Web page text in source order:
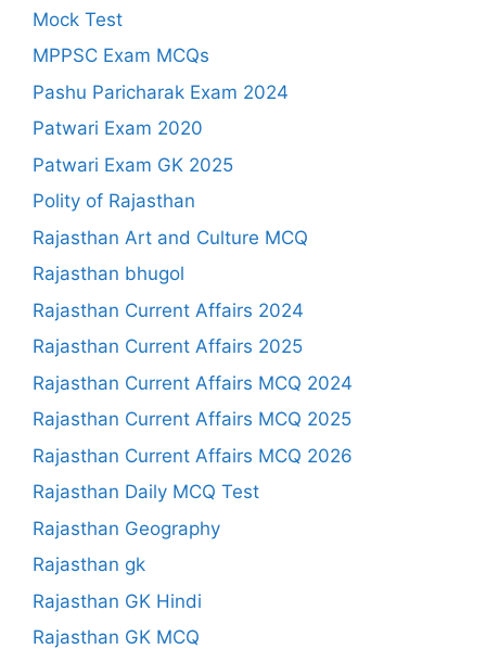
Mock Test
MPPSC Exam MCQs
Pashu Paricharak Exam 2024
Patwari Exam 2020
Patwari Exam GK 2025
Polity of Rajasthan
Rajasthan Art and Culture MCQ
Rajasthan bhugol
Rajasthan Current Affairs 2024
Rajasthan Current Affairs 2025
Rajasthan Current Affairs MCQ 2024
Rajasthan Current Affairs MCQ 2025
Rajasthan Current Affairs MCQ 2026
Rajasthan Daily MCQ Test
Rajasthan Geography
Rajasthan gk
Rajasthan GK Hindi
Rajasthan GK MCQ